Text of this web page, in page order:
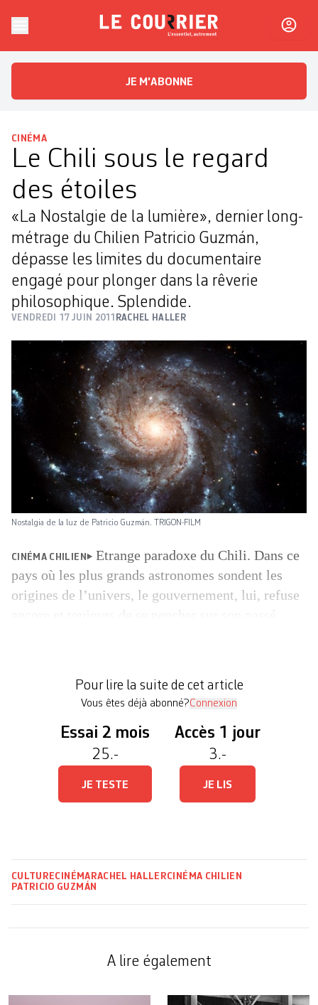
Le CourrierL'essentiel, autrement
JE M'ABONNE
CINÉMA
Le Chili sous le regard
des étoiles
«La Nostalgie de la lumière», dernier long-
métrage du Chilien Patricio Guzmán,
dépasse les limites du documentaire
engagé pour plonger dans la rêverie
philosophique. Splendide.
VENDREDI 17 JUIN 2011 RACHEL HALLER
Nostalgia de la luz de Patricio Guzmán. TRIGON-FILM
CINÉMA CHILIEN
Etrange paradoxe du Chili. Dans ce
pays où les plus grands astronomes sondent les
origines de l’univers, le gouvernement, lui, refuse
plongent la […]
Pour lire la suite de cet article
Vous êtes déjà abonné?Connexion
Essai 2 mois
25.-
JE TESTE
Accès 1 jour
3.-
JE LIS
CULTURECINÉMA RACHEL HALLERCINÉMA CHILIEN
PATRICIO GUZMÁN
A lire également